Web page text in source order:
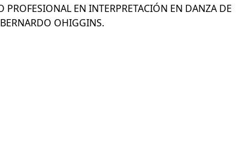
EN INTERPRETACIÓN EN DANZA DE
OHIGGINS.